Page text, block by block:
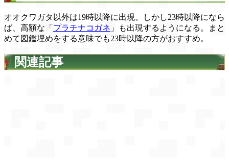
オオクワガタ以外は19時以降に出現。しかし23時以降になら
ば、高額な「 プラチナコガネ 」も出現するようになる。まと
めて図鑑埋めをする意味でも23時以降の方がおすすめ。
関連記事